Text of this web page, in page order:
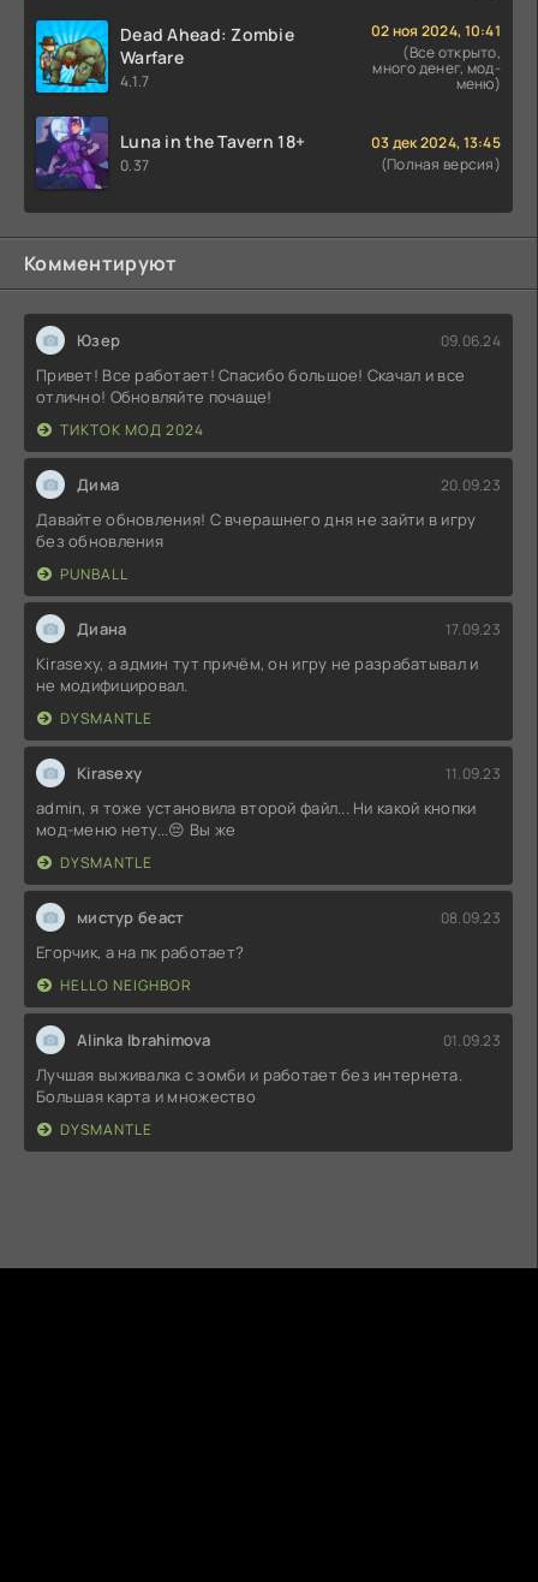
Dead Ahead: Zombie
Warfare
4.1.7
02 ноя 2024, 10:41
(Все открыто,
много денег, мод-
меню)
Luna in the Tavern 18+
0.37
03 дек 2024, 13:45
(Полная версия)
Комментируют
Юзер 09.06.24
Привет! Все работает! Спасибо большое! Скачал и все
отлично! Обновляйте почаще!
ТИКТОК МОД 2024
Дима 20.09.23
Давайте обновления! С вчерашнего дня не зайти в игру
без обновления
PUNBALL
Диана 17.09.23
Kirasexy, а админ тут причём, он игру не разрабатывал и
не модифицировал.
DYSMANTLE
Kirasexy 11.09.23
admin, я тоже установила второй файл... Ни какой кнопки
мод-меню нету...😔 Вы же
DYSMANTLE
мистур беаст 08.09.23
Егорчик, а на пк работает?
HELLO NEIGHBOR
Alinka Ibrahimova 01.09.23
Лучшая выживалка с зомби и работает без интернета.
Большая карта и множество
DYSMANTLE